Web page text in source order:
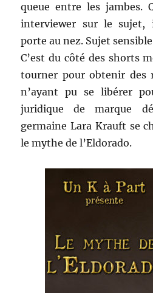
queue entre les jambes.
interviewer sur le sujet,
porte au nez. Sujet
C’est du côté des shorts
tourner pour obtenir des
n’ayant pu se libérer
juridique de marque
germaine Lara Krauft se
le mythe de l’Eldorado.